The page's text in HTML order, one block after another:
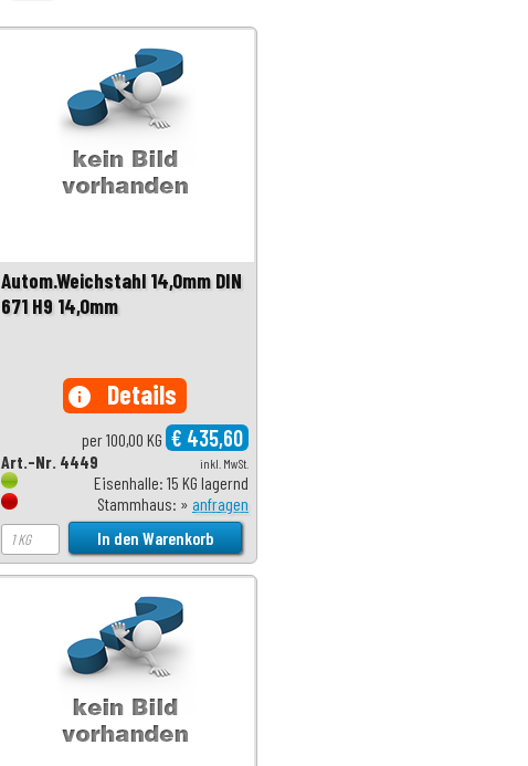
Autom.Weichstahl 14,0mm DIN
671 H9 14,0mm
info Details
per 100,00 KG € 435,60
inkl. MwSt.
Art.-Nr. 4449
Eisenhalle: 15 KG lagernd
Stammhaus: » anfragen